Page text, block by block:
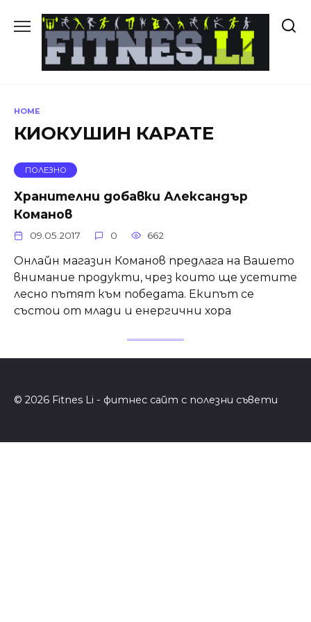
HOME
КИОКУШИН КАРАТЕ
ПОЛЕЗНО
Хранителни добавки Александър
Команов
09.05.2017 0 662
Онлайн магазин Команов предлага на Вашето
внимание продукти, чрез които ще усетите
лесно пътят към победата. Екипът се
състои от млади и енергични хора
© 2026 Fitnes Li - фитнес сайт с полезни съвети